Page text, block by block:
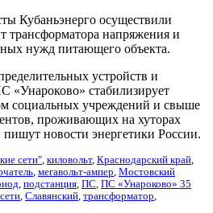
Кубаньэнерго осуществили
трансформатора напряжения и
нужд питающего объекта.
устройств и
«Унароково» стабилизирует
социальных учреждений и свыше
проживающих на хуторах
новости энергетики России.
сети", киловольт, Краснодарский край,
, мегавольт-ампер, Мостовский
, подстанция, ПС, ПС «Унароково» 35
, Славянский, трансформатор,